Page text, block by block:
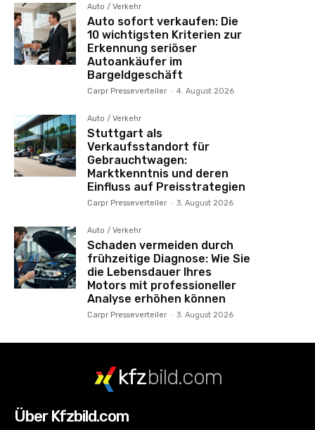
Auto / Verkehr
Auto sofort verkaufen: Die
10 wichtigsten Kriterien zur
Erkennung seriöser
Autoankäufer im
Bargeldgeschäft
Carpr Presseverteiler - 4. August 2026
Auto / Verkehr
Stuttgart als
Verkaufsstandort für
Gebrauchtwagen:
Marktkenntnis und deren
Einfluss auf Preisstrategien
Carpr Presseverteiler - 3. August 2026
Auto / Verkehr
Schaden vermeiden durch
frühzeitige Diagnose: Wie Sie
die Lebensdauer Ihres
Motors mit professioneller
Analyse erhöhen können
Carpr Presseverteiler - 3. August 2026
kfzbild.com
Über Kfzbild.com